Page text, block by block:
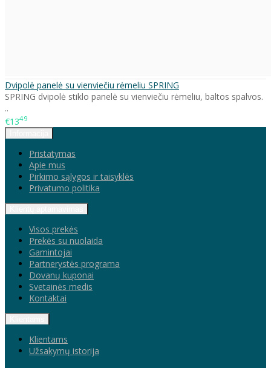
Dvipolė panelė su vienviečiu rėmeliu SPRING
SPRING dvipolė stiklo panelė su vienviečiu rėmeliu, baltos spalvos.
..
€1349
Pristatymas
Apie mus
Pirkimo sąlygos ir taisyklės
Privatumo politika
Visos prekės
Prekės su nuolaida
Gamintojai
Partnerystės programa
Dovanų kuponai
Svetainės medis
Kontaktai
Klientams
Užsakymų istorija